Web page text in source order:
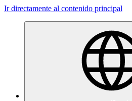
Ir directamente al contenido principal